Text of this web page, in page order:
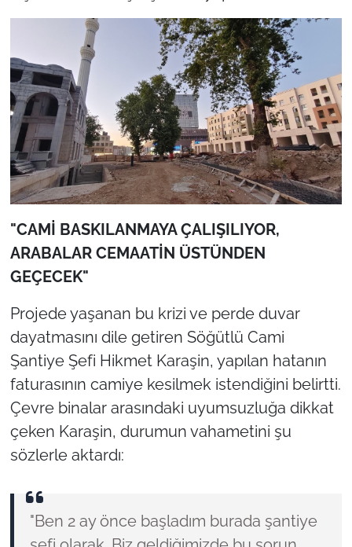
"CAMİ BASKILANMAYA ÇALIŞILIYOR,
ARABALAR CEMAATİN ÜSTÜNDEN
GEÇECEK"
Projede yaşanan bu krizi ve perde duvar
dayatmasını dile getiren Söğütlü Cami
Şantiye Şefi Hikmet Karaşin, yapılan hatanın
faturasının camiye kesilmek istendiğini belirtti.
Çevre binalar arasındaki uyumsuzluğa dikkat
çeken Karaşin, durumun vahametini şu
sözlerle aktardı:
"Ben 2 ay önce başladım burada şantiye